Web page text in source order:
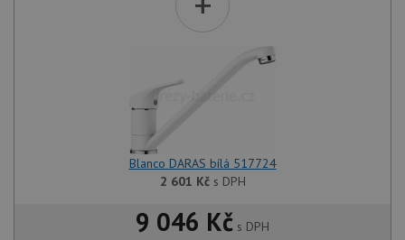
Blanco DARAS bílá 517724
2 601 Kčs DPH
9 046 Kč s DPH